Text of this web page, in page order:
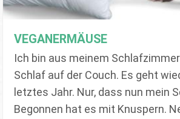
VEGANERMÄUSE
Ich bin aus meinem
Schlaf auf der Couch. Es geht
letztes Jahr. Nur, dass nun mein
Begonnen hat es mit Knuspern.